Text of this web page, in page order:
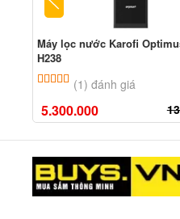
Máy lọc nước Karofi
H238
5.00 trên 5 dựa trên
(1) đánh giá
5.300.000